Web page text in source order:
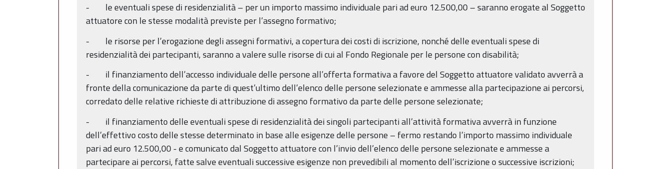
- le eventuali spese di residenzialità – per un importo massimo individuale pari ad euro 12.500,00 – saranno erogate al Soggetto
attuatore con le stesse modalità previste per l’assegno formativo;
- le risorse per l’erogazione degli assegni formativi, a copertura dei costi di iscrizione, nonché delle eventuali spese di
residenzialità dei partecipanti, saranno a valere sulle risorse di cui al Fondo Regionale per le persone con disabilità;
- il finanziamento dell’accesso individuale delle persone all’offerta formativa a favore del Soggetto attuatore validato avverrà a
fronte della comunicazione da parte di quest’ultimo dell’elenco delle persone selezionate e ammesse alla partecipazione ai percorsi,
corredato delle relative richieste di attribuzione di assegno formativo da parte delle persone selezionate;
- il finanziamento delle eventuali spese di residenzialità dei singoli partecipanti all’attività formativa avverrà in funzione
dell’effettivo costo delle stesse determinato in base alle esigenze delle persone – fermo restando l’importo massimo individuale
pari ad euro 12.500,00 - e comunicato dal Soggetto attuatore con l’invio dell’elenco delle persone selezionate e ammesse a
partecipare ai percorsi, fatte salve eventuali successive esigenze non prevedibili al momento dell’iscrizione o successive iscrizioni;